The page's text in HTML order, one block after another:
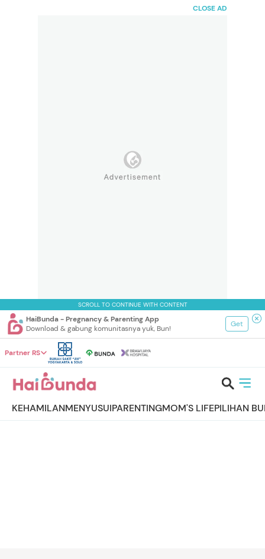
CLOSE AD
SCROLL TO CONTINUE WITH CONTENT
HaiBunda - Pregnancy & Parenting App
Download & gabung komunitasnya yuk, Bun!
Get
Partner RS
KEHAMILANMENYUSUIPARENTINGMOM'S LIFEPILIHAN